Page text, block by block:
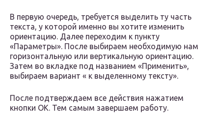
В первую очередь, требуется выделить ту часть
текста, у которой именно вы хотите изменить
ориентацию. Далее переходим к пункту
«Параметры». После выбираем необходимую нам
горизонтальную или вертикальную ориентацию.
Затем во вкладке под названием «Применить»,
выбираем вариант « к выделенному тексту».
После подтверждаем все действия нажатием
кнопки ОК. Тем самым завершаем работу.